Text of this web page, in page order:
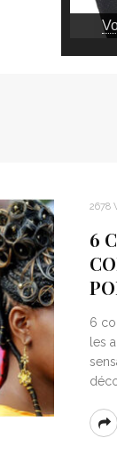
2678
6
6
les